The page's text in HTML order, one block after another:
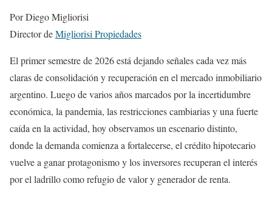
Por Diego Migliorisi
Director deMigliorisi Propiedades
El primer semestre de 2026 está dejando señales cada vez más
claras de consolidación y recuperación en el mercado inmobiliario
argentino. Luego de varios años marcados por la incertidumbre
económica, la pandemia, las restricciones cambiarias y una fuerte
caída en la actividad, hoy observamos un escenario distinto,
donde la demanda comienza a fortalecerse, el crédito hipotecario
vuelve a ganar protagonismo y los inversores recuperan el interés
por el ladrillo como refugio de valor y generador de renta.